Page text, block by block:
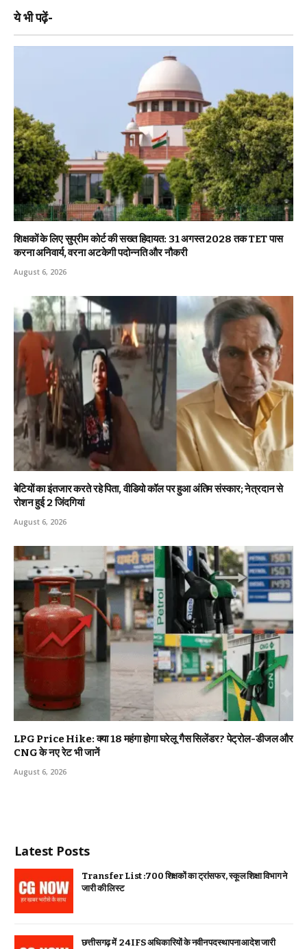
ये भी पढ़ें-
शिक्षकों के लिए सुप्रीम कोर्ट की सख्त हिदायत: 31 अगस्त 2028 तक TET पास
करना अनिवार्य, वरना अटकेगी पदोन्नति और नौकरी
August 6, 2026
बेटियों का इंतजार करते रहे पिता, वीडियो कॉल पर हुआ अंतिम संस्कार; नेत्रदान से
रोशन हुई 2 जिंदगियां
August 6, 2026
LPG Price Hike: क्या ₹18 महंगा होगा घरेलू गैस सिलेंडर? पेट्रोल-डीजल और
CNG के नए रेट भी जानें
August 6, 2026
Latest Posts
Transfer List :700 शिक्षकों का ट्रांसफर, स्कूल शिक्षा विभाग ने
जारी की लिस्ट
छत्तीसगढ़ में 24 IFS अधिकारियों के नवीन पदस्थापना आदेश जारी